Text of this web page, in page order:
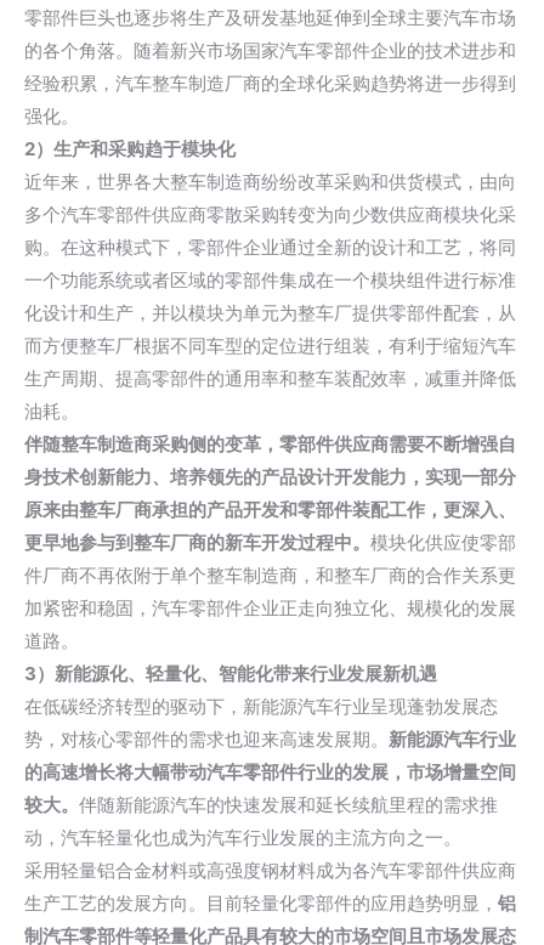
零部件巨头也逐步将生产及研发基地延伸到全球主要汽车市场
的各个角落。随着新兴市场国家汽车零部件企业的技术进步和
经验积累，汽车整车制造厂商的全球化采购趋势将进一步得到
强化。
2）生产和采购趋于模块化
近年来，世界各大整车制造商纷纷改革采购和供货模式，由向
多个汽车零部件供应商零散采购转变为向少数供应商模块化采
购。在这种模式下，零部件企业通过全新的设计和工艺，将同
一个功能系统或者区域的零部件集成在一个模块组件进行标准
化设计和生产，并以模块为单元为整车厂提供零部件配套，从
而方便整车厂根据不同车型的定位进行组装，有利于缩短汽车
生产周期、提高零部件的通用率和整车装配效率，减重并降低
油耗。
伴随整车制造商采购侧的变革，零部件供应商需要不断增强自
身技术创新能力、培养领先的产品设计开发能力，实现一部分
原来由整车厂商承担的产品开发和零部件装配工作，更深入、
更早地参与到整车厂商的新车开发过程中。 模块化供应使零部
件厂商不再依附于单个整车制造商，和整车厂商的合作关系更
加紧密和稳固，汽车零部件企业正走向独立化、规模化的发展
道路。
3）新能源化、轻量化、智能化带来行业发展新机遇
在低碳经济转型的驱动下，新能源汽车行业呈现蓬勃发展态
势，对核心零部件的需求也迎来高速发展期。 新能源汽车行业
的高速增长将大幅带动汽车零部件行业的发展，市场增量空间
较大。 伴随新能源汽车的快速发展和延长续航里程的需求推
动，汽车轻量化也成为汽车行业发展的主流方向之一。
采用轻量铝合金材料或高强度钢材料成为各汽车零部件供应商
生产工艺的发展方向。目前轻量化零部件的应用趋势明显， 铝
制汽车零部件等轻量化产品具有较大的市场空间且市场发展态